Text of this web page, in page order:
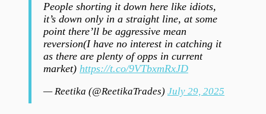
People shorting it down here like idiots,
it’s down only in a straight line, at some
point there’ll be aggressive mean
reversion(I have no interest in catching it
as there are plenty of opps in current
market) https://t.co/9VTbxmRxJD
— Reetika (@ReetikaTrades) July 29, 2025